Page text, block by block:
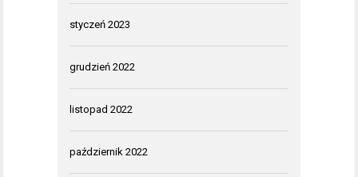
styczeń 2023
grudzień 2022
listopad 2022
październik 2022